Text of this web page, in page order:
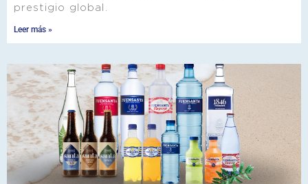
prestigio global.
Leer más »